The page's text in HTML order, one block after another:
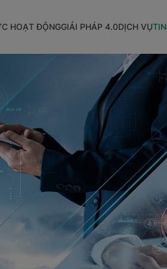
HOẠT ĐỘNGGIẢI PHÁP 4.0DỊCH VỤ